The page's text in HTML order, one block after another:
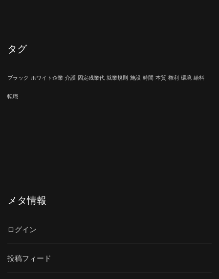
タグ
ブラック ホワイト企業 介護 固定残業代 就業規則 施設 時間 本質 権利 環境 給料
転職
メタ情報
ログイン
投稿フィード